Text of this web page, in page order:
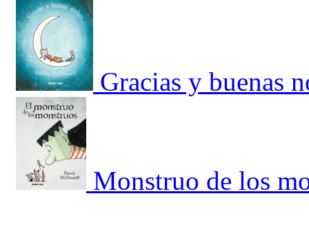
Gracias y buenas
Monstruo de los